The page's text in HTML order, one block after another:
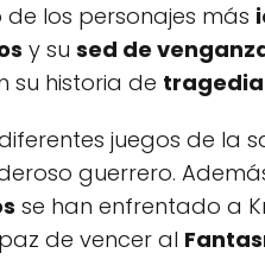
los personajes más
y su sed de
su historia de
juegos de la
guerrero.
se han enfrentado a
de vencer al